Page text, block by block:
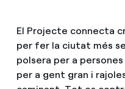
El Projecte connecta
per fer la ciutat més
polsera per a
per a gent gran i